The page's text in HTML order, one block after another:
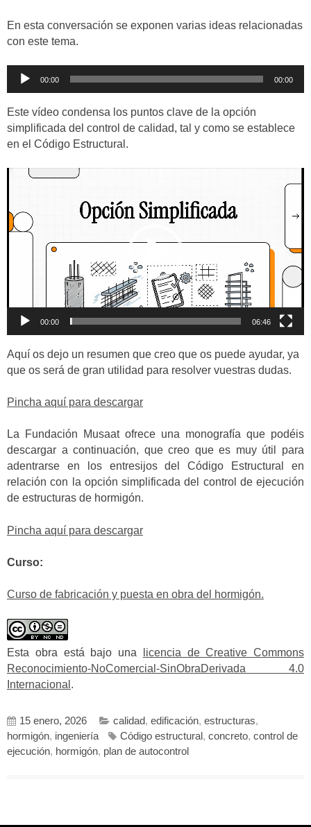
En esta conversación se exponen varias ideas relacionadas
con este tema.
Reproductor
00:00 00:00
Este vídeo condensa los puntos clave de la opción
simplificada del control de calidad, tal y como se establece
en el Código Estructural.
Reproductor
00:00 06:46
Aquí os dejo un resumen que creo que os puede ayudar, ya
que os será de gran utilidad para resolver vuestras dudas.
Pincha aquí para descargar
La Fundación Musaat ofrece una monografía que podéis
descargar a continuación, que creo que es muy útil para
adentrarse en los entresijos del Código Estructural en
relación con la opción simplificada del control de ejecución
de estructuras de hormigón.
Pincha aquí para descargar
Curso:
Curso de fabricación y puesta en obra del hormigón.
Esta obra está bajo una
licencia de Creative Commons
Reconocimiento-NoComercial-SinObraDerivada 4.0
Internacional .
15 enero, 2026 calidad, edificación, estructuras,
hormigón, ingeniería Código estructural, concreto, control de
ejecución, hormigón, plan de autocontrol